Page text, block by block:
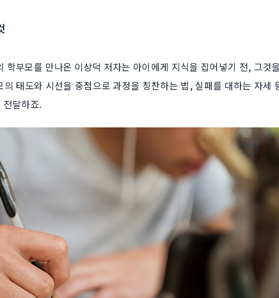
부모를 만나온 이상덕 저자는 아이에게 지식을 집어넣기 전, 그것
태도와 시선을 중점으로 과정을 칭찬하는 법, 실패를 대하는 자세
달하죠.